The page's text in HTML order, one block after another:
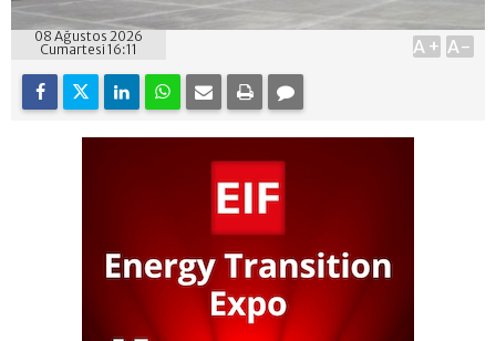
08 Ağustos 2026
Cumartesi 16:11
A+ A-